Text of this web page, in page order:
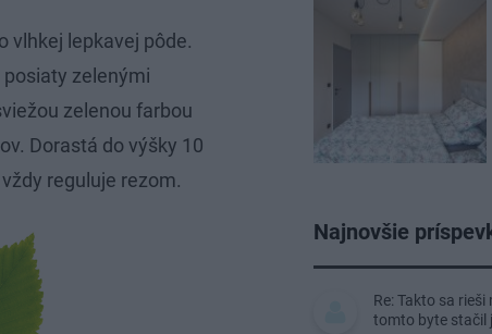
vlhkej lepkavej pôde.
zelenými
zelenou farbou
Dorastá do výšky 10
reguluje rezom.
Najnovšie
Re: Takto sa
tomto byte stačil